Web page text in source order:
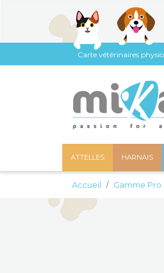
Carte vétérinaires
ATTELLES HARNAIS
Accueil Gamme Pro
Panneau de gestion des cookies